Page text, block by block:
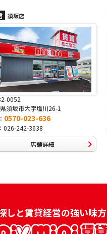
長野稲田店
0042
長野市稲田2-7-43
0570-025-457
026-254-5778
店舗詳細
しと賃貸経営の強い味方